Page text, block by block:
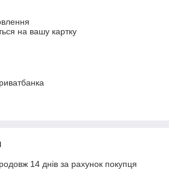
на вашу картку
14 днів за рахунок покупця